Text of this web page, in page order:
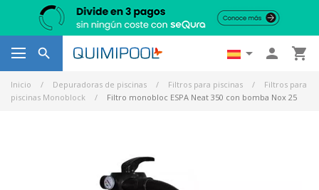
   
Inicio Depuradoras de piscinas Filtros para piscinas
Filtros para
piscinas Monoblock
Filtro monobloc ESPA Neat 350 con bomba Nox 25